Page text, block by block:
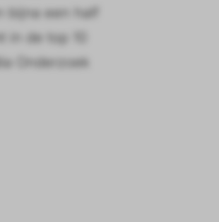
een half
de top 10
Onderzoek